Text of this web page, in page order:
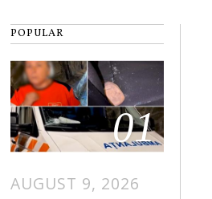
POPULAR
01
AUGUST 9, 2026